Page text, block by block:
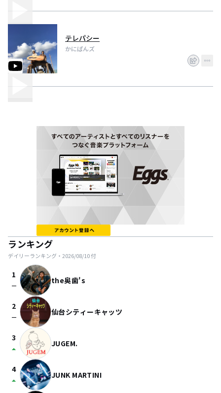
テレパシー
かにぱんズ
ランキング
デイリーランキング・ 2026/08/10付
1
check_indeterminate_small the奥歯's
2
check_indeterminate_small 仙台シティーキャッツ
3
arrow_drop_up JUGEM.
4
arrow_drop_up JUNK MARTINI